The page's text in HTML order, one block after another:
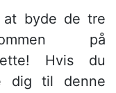
byde de tre
på
Hvis du
dig til denne